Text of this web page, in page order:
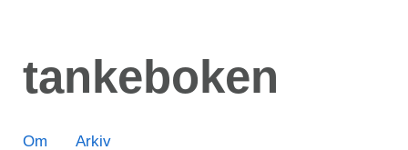
huvudinnehåll
tankeboken
Om Arkiv